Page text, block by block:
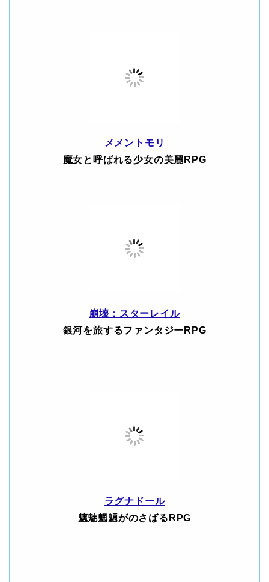
メメントモリ
魔女と呼ばれる少女の美麗RPG
崩壊：スターレイル
銀河を旅するファンタジーRPG
ラグナドール
魑魅魍魎がのさばるRPG